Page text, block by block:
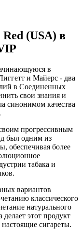
(USA) в
в
и Майерс - два
в Соединенных
свои знания и
синонимом качества
прогрессивным
был одним из
обеспечивая более
табака и
вариантов
классического
натурального
делает этот продукт
сигареты.